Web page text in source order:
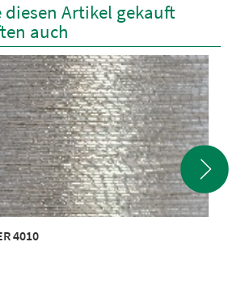
diesen Artikel gekauft
auch
4010